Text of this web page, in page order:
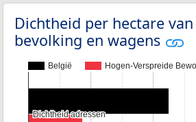
Dichtheid per hectare van
bevolking en wagens
België Hogen-Verspreide
Dichtheid adressen
Dichtheid adressen